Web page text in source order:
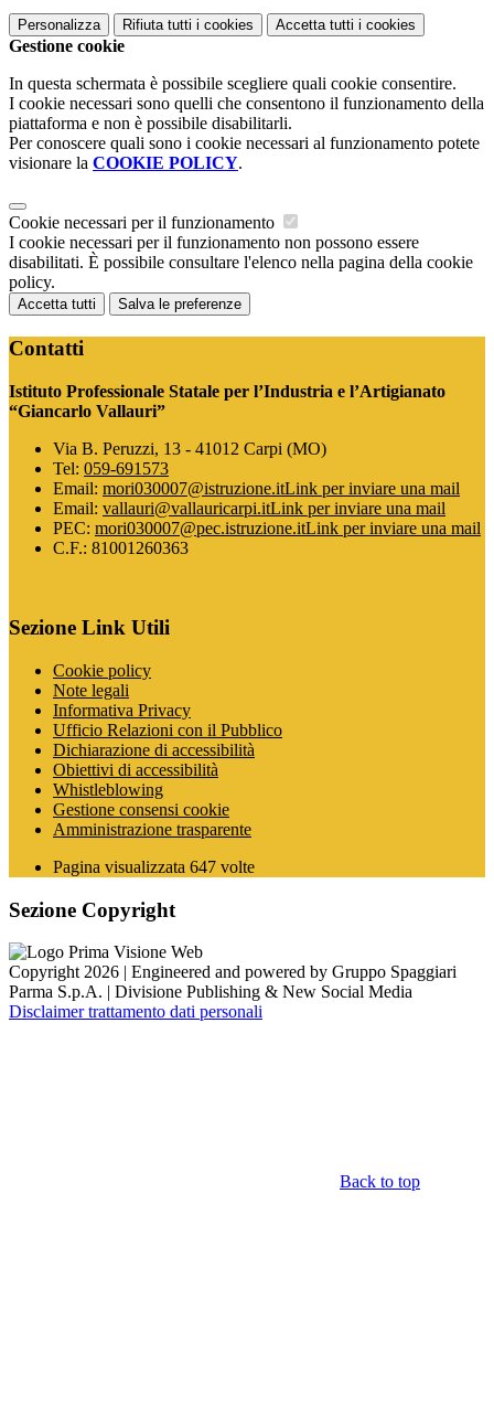
Personalizza Rifiuta tutti i cookies Accetta tutti i cookies
Gestione cookie
In questa schermata è possibile scegliere quali cookie consentire.
I cookie necessari sono quelli che consentono il funzionamento della
piattaforma e non è possibile disabilitarli.
Per conoscere quali sono i cookie necessari al funzionamento potete
visionare la COOKIE POLICY.
Cookie necessari per il funzionamento
I cookie necessari per il funzionamento non possono essere
disabilitati. È possibile consultare l'elenco nella pagina della cookie
policy.
Accetta tutti Salva le preferenze
Contatti
Istituto Professionale Statale per l’Industria e l’Artigianato
“Giancarlo Vallauri”
Via B. Peruzzi, 13 - 41012 Carpi (MO)
Tel: 059-691573
Email: mori030007@istruzione.itLink per inviare una mail
Email: vallauri@vallauricarpi.itLink per inviare una mail
PEC: mori030007@pec.istruzione.itLink per inviare una mail
C.F.: 81001260363
Sezione Link Utili
Cookie policy
Note legali
Informativa Privacy
Ufficio Relazioni con il Pubblico
Dichiarazione di accessibilità
Obiettivi di accessibilità
Whistleblowing
Gestione consensi cookie
Amministrazione trasparente
Pagina visualizzata 647 volte
Sezione Copyright
Copyright 2026 | Engineered and powered by Gruppo Spaggiari
Parma S.p.A. | Divisione Publishing & New Social Media
Disclaimer trattamento dati personali
Back to top